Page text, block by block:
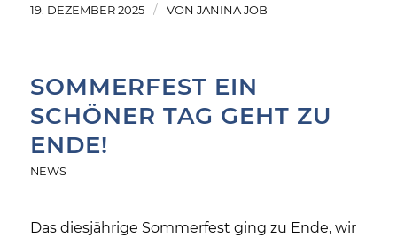
19. DEZEMBER 2025 / VON JANINA JOB
SOMMERFEST EIN
SCHÖNER TAG GEHT ZU
ENDE!
NEWS
Das diesjährige Sommerfest ging zu Ende, wir